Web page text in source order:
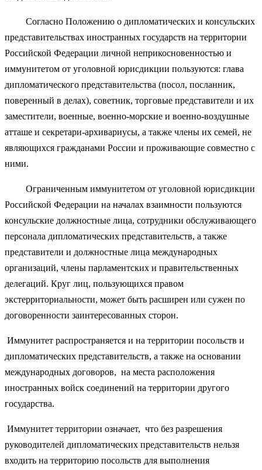
Согласно Положению о дипломатических и консульских
представительствах иностранных государств на территории
Российской Федерации личной неприкосновенностью и
иммунитетом от уголовной юрисдикции пользуются: глава
дипломатического представительства (посол, посланник,
поверенный в делах), советник, торговые представители и их
заместители, военные, военно-морские и военно-воздушные
атташе и секретари-архивариусы, а также члены их семей, не
являющихся гражданами России и проживающие совместно с
ними.
Ограниченным иммунитетом от уголовной юрисдикции
Российской Федерации на началах взаимности пользуются
консульские должностные лица, сотрудники обслуживающего
персонала дипломатических представительств, а также
представители и должностные лица международных
организаций, члены парламентских и правительственных
делегаций. Круг лиц, пользующихся правом
экстерриториальности, может быть расширен или сужен по
договоренности заинтересованных сторон.
Иммунитет распространяется и на территории посольств и
дипломатических представительств, а также на основании
международных договоров, на места расположения
иностранных войск соединений на территории другого
государства.
Иммунитет территории означает, что без разрешения
руководителей дипломатических представительств нельзя
входить на территорию посольств для выполнения